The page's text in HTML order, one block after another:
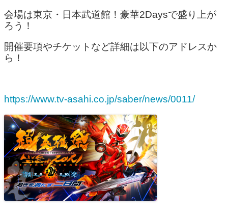
会場は東京・日本武道館！豪華2Daysで盛り上が
ろう！
開催要項やチケットなど詳細は以下のアドレスか
ら！
https://www.tv-asahi.co.jp/saber/news/0011/